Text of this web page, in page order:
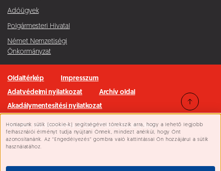
Süti beállítások
Honlapunk sütik (cookie-k) segítségével törekszik arra, hogy a lehető legjobb
felhasználói élményt tudja nyújtani Önnek, mindezt anélkül, hogy Önt
azonosítanánk. Az “Engedélyezés” gombra való kattintással Ön hozzájárul a sütik
használatához.
Adóügyek
Polgármesteri Hivatal
Német Nemzetiségi
Önkormányzat
Oldaltérkép
Impresszum
Adatvédelmi nyilatkozat
Archív oldal
Akadálymentesítési nyilatkozat
Minden jog fenntartva © 2026 Pilisvörösvár Város